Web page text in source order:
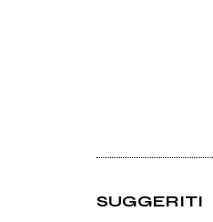
SUGGERITI